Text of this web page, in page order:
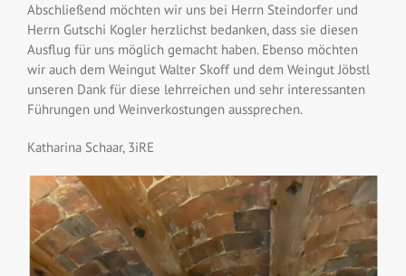
Abschließend möchten wir uns bei Herrn Steindorfer und
Herrn Gutschi Kogler herzlichst bedanken, dass sie diesen
Ausflug für uns möglich gemacht haben. Ebenso möchten
wir auch dem Weingut Walter Skoff und dem WeingutJöbstl
unseren Dank für diese lehrreichen und sehr interessanten
Führungen und Weinverkostungen aussprechen.
Katharina Schaar, 3iRE